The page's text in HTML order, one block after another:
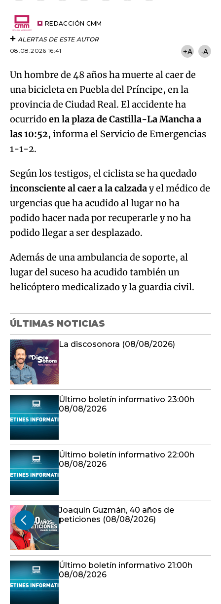
REDACCIÓN CMM
ALERTAS DE ESTE AUTOR
08.08.2026 16:41
+A -A
Un hombre de 48 años ha muerte al caer de
una bicicleta en Puebla del Príncipe, en la
provincia de Ciudad Real. El accidente ha
ocurrido en la plaza de Castilla-La Mancha a
las 10:52, informa el Servicio de Emergencias
1-1-2.
Según los testigos, el ciclista se ha quedado
inconsciente al caer a la calzaday el médico de
urgencias que ha acudido al lugar no ha
podido hacer nada por recuperarle y no ha
podido llegar a ser desplazado.
Además de una ambulancia de soporte, al
lugar del suceso ha acudido también un
helicóptero medicalizado y la guardia civil.
ÚLTIMAS NOTICIAS
La discosonora (08/08/2026)
Último boletín informativo 23:00h
08/08/2026
Último boletín informativo 22:00h
08/08/2026
Joaquín Guzmán, 40 años de
peticiones (08/08/2026)
Último boletín informativo 21:00h
08/08/2026